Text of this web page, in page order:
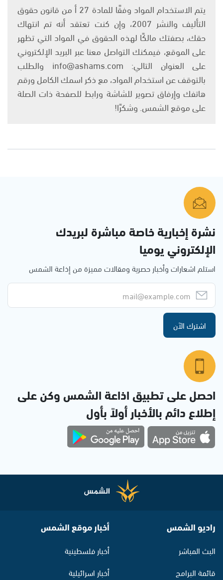
يتم الاستخدام المواد وفقًا للمادة 27 أ من قانون حقوق
التأليف والنشر 2007، وإن كنت تعتقد أنه تم انتهاك
حقك، بصفتك مالكًا لهذه الحقوق في المواد التي تظهر
على الموقع، فيمكنك التواصل معنا عبر البريد الإلكتروني
على العنوان التالي: info@ashams.com والطلب
بالتوقف عن استخدام المواد، مع ذكر اسمك الكامل ورقم
هاتفك وإرفاق تصوير للشاشة ورابط للصفحة ذات الصلة
على موقع الشمس. وشكرًا!
نشرة إخبارية خاصة مباشرة لبريدك
الإلكتروني يوميا
استلم اشعارات وأخبار حصرية ومقالات مميزة من إذاعة الشمس
اشترك الآن
احصل على تطبيق اذاعة الشمس وكن على
إطلاع دائم بالأخبار أولاً بأول
راديو الشمس
البث المباشر
قائمة البرامج
أخبار موقع الشمس
أخبار فلسطينية
أخبار اسرائيلية